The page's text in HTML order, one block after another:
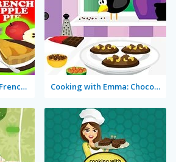
Cooking with Emma: French Apple Pie Vegan Cooking with Emma: Chocolate Biscuits